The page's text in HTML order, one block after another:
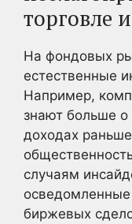
торговле
На фондовых
естественные
Например,
знают больше о
доходах
случаям
биржевых